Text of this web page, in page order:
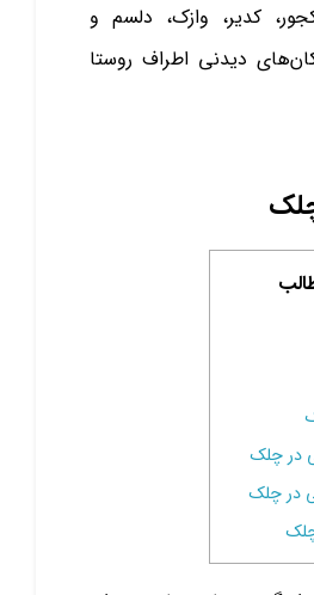
کدیر، وازک، دلسم و
دیدنی اطراف روستا
در چلک
در چلک